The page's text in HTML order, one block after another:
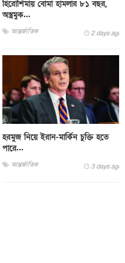
হিরোশিমায় বোমা হামলার ৮১ বছর,
অস্ত্রমুক...
আন্তর্জাতিক 2 days ago
হরমুজ নিয়ে ইরান-মার্কিন চুক্তি হতে
পারে...
আন্তর্জাতিক 3 days ago